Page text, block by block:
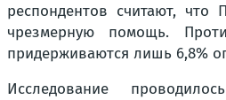
респондентов считают, что
чрезмерную помощь.
придерживаются лишь 6,8%
Исследование